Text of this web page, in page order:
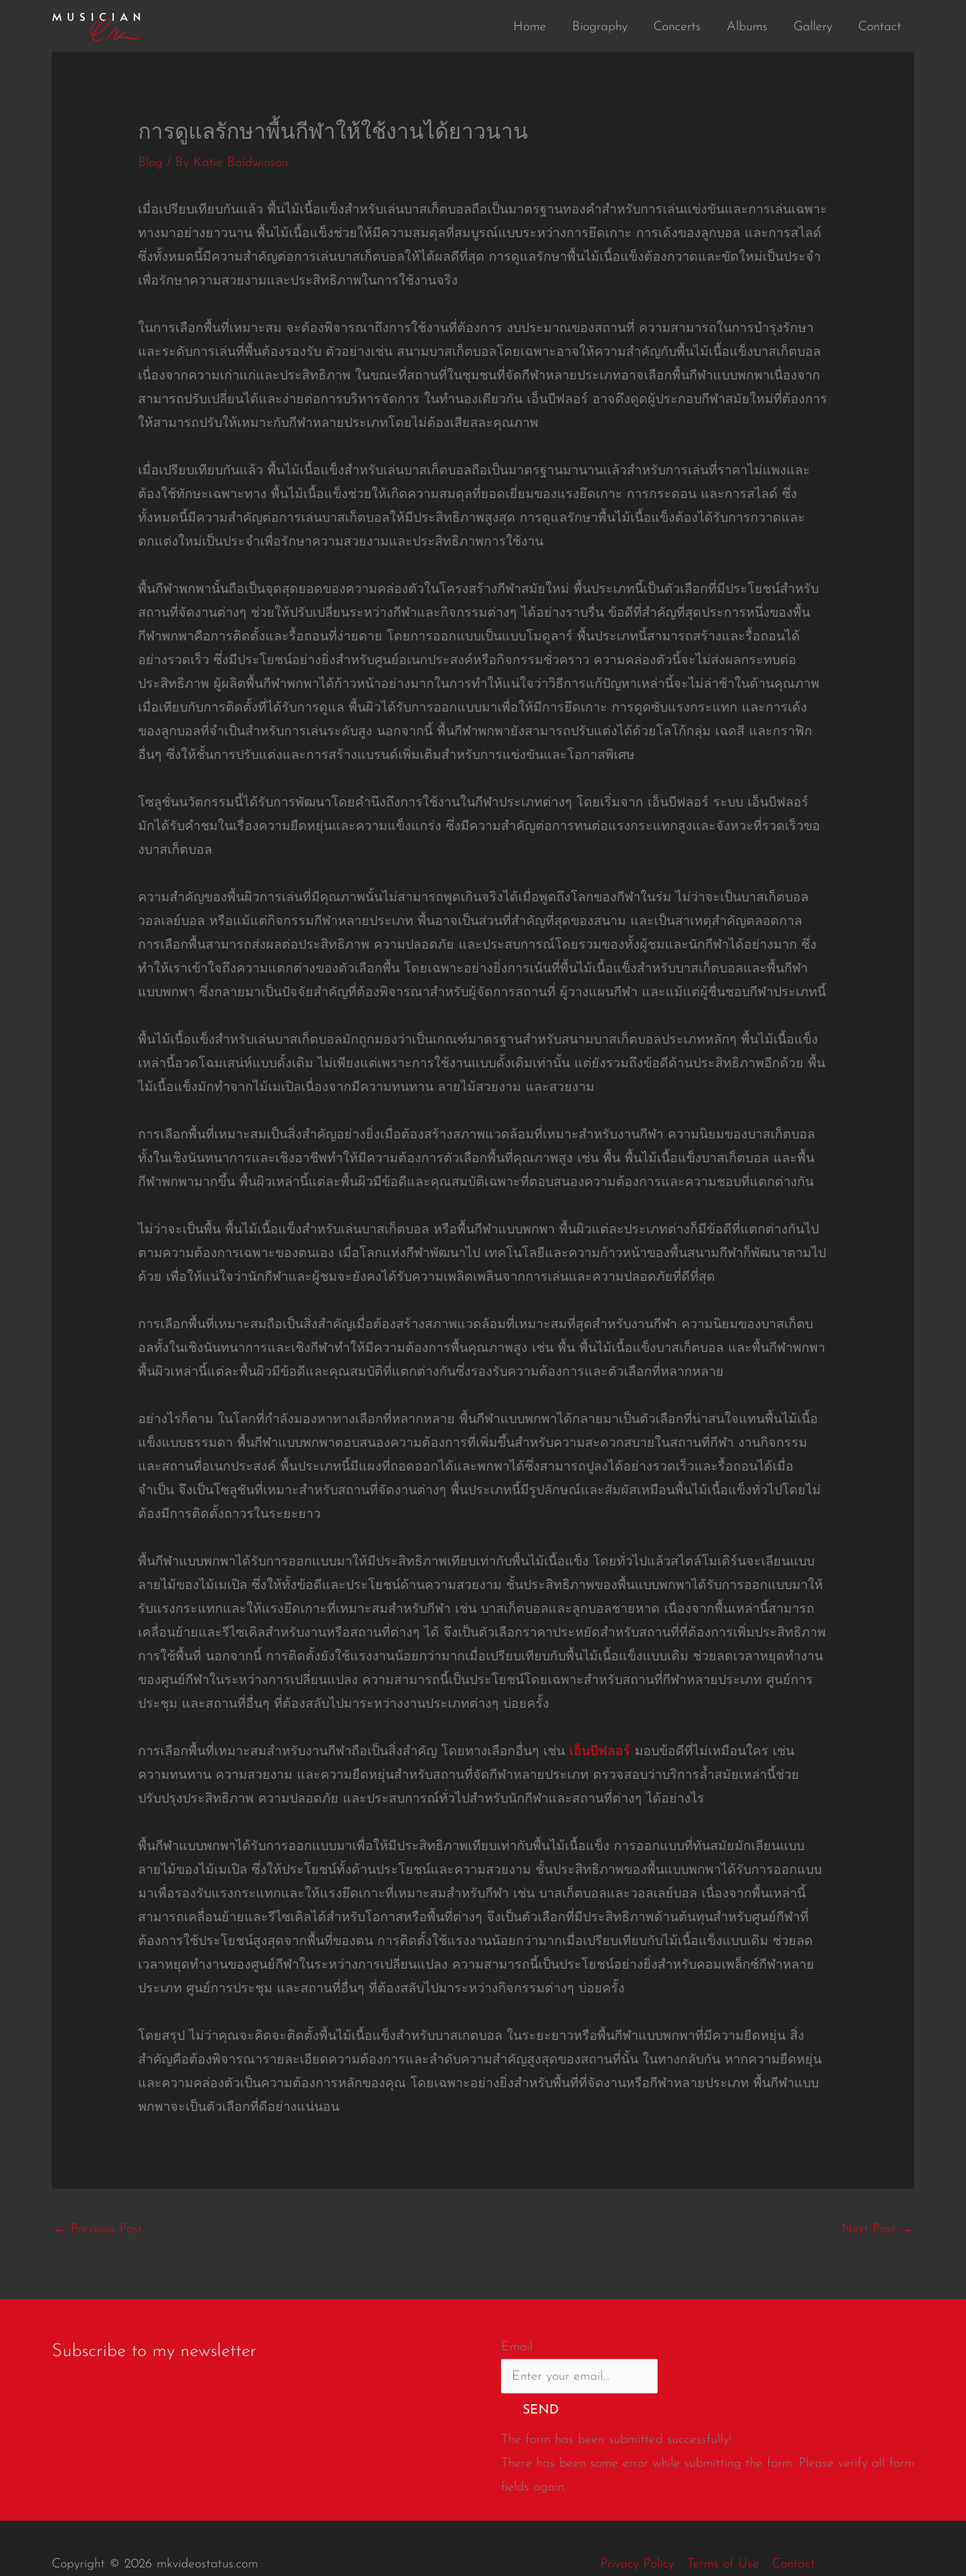
Home Biography Concerts Albums Gallery Contact
การดูแลรักษาพื้นกีฬาให้ใช้งานได้ยาวนาน
Blog / By Katie Baldwinson
เมื่อเปรียบเทียบกันแล้ว พื้นไม้เนื้อแข็งสำหรับเล่นบาสเก็ตบอลถือเป็นมาตรฐานทองคำสำหรับการเล่นแข่งขันและการเล่นเฉพาะ
ทางมาอย่างยาวนาน พื้นไม้เนื้อแข็งช่วยให้มีความสมดุลที่สมบูรณ์แบบระหว่างการยึดเกาะ การเด้งของลูกบอล และการสไลด์
ซึ่งทั้งหมดนี้มีความสำคัญต่อการเล่นบาสเก็ตบอลให้ได้ผลดีที่สุด การดูแลรักษาพื้นไม้เนื้อแข็งต้องกวาดและขัดใหม่เป็นประจำ
เพื่อรักษาความสวยงามและประสิทธิภาพในการใช้งานจริง
ในการเลือกพื้นที่เหมาะสม จะต้องพิจารณาถึงการใช้งานที่ต้องการ งบประมาณของสถานที่ ความสามารถในการบำรุงรักษา
และระดับการเล่นที่พื้นต้องรองรับ ตัวอย่างเช่น สนามบาสเก็ตบอลโดยเฉพาะอาจให้ความสำคัญกับพื้นไม้เนื้อแข็งบาสเก็ตบอล
เนื่องจากความเก่าแก่และประสิทธิภาพ ในขณะที่สถานที่ในชุมชนที่จัดกีฬาหลายประเภทอาจเลือกพื้นกีฬาแบบพกพาเนื่องจาก
สามารถปรับเปลี่ยนได้และง่ายต่อการบริหารจัดการ ในทำนองเดียวกัน เอ็นบีฟลอร์ อาจดึงดูดผู้ประกอบกีฬาสมัยใหม่ที่ต้องการ
ให้สามารถปรับให้เหมาะกับกีฬาหลายประเภทโดยไม่ต้องเสียสละคุณภาพ
เมื่อเปรียบเทียบกันแล้ว พื้นไม้เนื้อแข็งสำหรับเล่นบาสเก็ตบอลถือเป็นมาตรฐานมานานแล้วสำหรับการเล่นที่ราคาไม่แพงและ
ต้องใช้ทักษะเฉพาะทาง พื้นไม้เนื้อแข็งช่วยให้เกิดความสมดุลที่ยอดเยี่ยมของแรงยึดเกาะ การกระดอน และการสไลด์ ซึ่ง
ทั้งหมดนี้มีความสำคัญต่อการเล่นบาสเก็ตบอลให้มีประสิทธิภาพสูงสุด การดูแลรักษาพื้นไม้เนื้อแข็งต้องได้รับการกวาดและ
ตกแต่งใหม่เป็นประจำเพื่อรักษาความสวยงามและประสิทธิภาพการใช้งาน
พื้นกีฬาพกพานั้นถือเป็นจุดสุดยอดของความคล่องตัวในโครงสร้างกีฬาสมัยใหม่ พื้นประเภทนี้เป็นตัวเลือกที่มีประโยชน์สำหรับ
สถานที่จัดงานต่างๆ ช่วยให้ปรับเปลี่ยนระหว่างกีฬาและกิจกรรมต่างๆ ได้อย่างราบรื่น ข้อดีที่สำคัญที่สุดประการหนึ่งของพื้น
กีฬาพกพาคือการติดตั้งและรื้อถอนที่ง่ายดาย โดยการออกแบบเป็นแบบโมดูลาร์ พื้นประเภทนี้สามารถสร้างและรื้อถอนได้
อย่างรวดเร็ว ซึ่งมีประโยชน์อย่างยิ่งสำหรับศูนย์อเนกประสงค์หรือกิจกรรมชั่วคราว ความคล่องตัวนี้จะไม่ส่งผลกระทบต่อ
ประสิทธิภาพ ผู้ผลิตพื้นกีฬาพกพาได้ก้าวหน้าอย่างมากในการทำให้แน่ใจว่าวิธีการแก้ปัญหาเหล่านี้จะไม่ล่าช้าในด้านคุณภาพ
เมื่อเทียบกับการติดตั้งที่ได้รับการดูแล พื้นผิวได้รับการออกแบบมาเพื่อให้มีการยึดเกาะ การดูดซับแรงกระแทก และการเด้ง
ของลูกบอลที่จำเป็นสำหรับการเล่นระดับสูง นอกจากนี้ พื้นกีฬาพกพายังสามารถปรับแต่งได้ด้วยโลโก้กลุ่ม เฉดสี และกราฟิก
อื่นๆ ซึ่งให้ชั้นการปรับแต่งและการสร้างแบรนด์เพิ่มเติมสำหรับการแข่งขันและโอกาสพิเศษ
โซลูชั่นนวัตกรรมนี้ได้รับการพัฒนาโดยคำนึงถึงการใช้งานในกีฬาประเภทต่างๆ โดยเริ่มจาก เอ็นบีฟลอร์ ระบบ เอ็นบีฟลอร์
มักได้รับคำชมในเรื่องความยืดหยุ่นและความแข็งแกร่ง ซึ่งมีความสำคัญต่อการทนต่อแรงกระแทกสูงและจังหวะที่รวดเร็วขอ
งบาสเก็ตบอล
ความสำคัญของพื้นผิวการเล่นที่มีคุณภาพนั้นไม่สามารถพูดเกินจริงได้เมื่อพูดถึงโลกของกีฬาในร่ม ไม่ว่าจะเป็นบาสเก็ตบอล
วอลเลย์บอล หรือแม้แต่กิจกรรมกีฬาหลายประเภท พื้นอาจเป็นส่วนที่สำคัญที่สุดของสนาม และเป็นสาเหตุสำคัญตลอดกาล
การเลือกพื้นสามารถส่งผลต่อประสิทธิภาพ ความปลอดภัย และประสบการณ์โดยรวมของทั้งผู้ชมและนักกีฬาได้อย่างมาก ซึ่ง
ทำให้เราเข้าใจถึงความแตกต่างของตัวเลือกพื้น โดยเฉพาะอย่างยิ่งการเน้นที่พื้นไม้เนื้อแข็งสำหรับบาสเก็ตบอลและพื้นกีฬา
แบบพกพา ซึ่งกลายมาเป็นปัจจัยสำคัญที่ต้องพิจารณาสำหรับผู้จัดการสถานที่ ผู้วางแผนกีฬา และแม้แต่ผู้ชื่นชอบกีฬาประเภทนี้
พื้นไม้เนื้อแข็งสำหรับเล่นบาสเก็ตบอลมักถูกมองว่าเป็นเกณฑ์มาตรฐานสำหรับสนามบาสเก็ตบอลประเภทหลักๆ พื้นไม้เนื้อแข็ง
เหล่านี้อวดโฉมเสน่ห์แบบดั้งเดิม ไม่เพียงแต่เพราะการใช้งานแบบดั้งเดิมเท่านั้น แต่ยังรวมถึงข้อดีด้านประสิทธิภาพอีกด้วย พื้น
ไม้เนื้อแข็งมักทำจากไม้เมเปิลเนื่องจากมีความทนทาน ลายไม้สวยงาม และสวยงาม
การเลือกพื้นที่เหมาะสมเป็นสิ่งสำคัญอย่างยิ่งเมื่อต้องสร้างสภาพแวดล้อมที่เหมาะสำหรับงานกีฬา ความนิยมของบาสเก็ตบอล
ทั้งในเชิงนันทนาการและเชิงอาชีพทำให้มีความต้องการตัวเลือกพื้นที่คุณภาพสูง เช่น พื้น พื้นไม้เนื้อแข็งบาสเก็ตบอล และพื้น
กีฬาพกพามากขึ้น พื้นผิวเหล่านี้แต่ละพื้นผิวมีข้อดีและคุณสมบัติเฉพาะที่ตอบสนองความต้องการและความชอบที่แตกต่างกัน
ไม่ว่าจะเป็นพื้น พื้นไม้เนื้อแข็งสำหรับเล่นบาสเก็ตบอล หรือพื้นกีฬาแบบพกพา พื้นผิวแต่ละประเภทต่างก็มีข้อดีที่แตกต่างกันไป
ตามความต้องการเฉพาะของตนเอง เมื่อโลกแห่งกีฬาพัฒนาไป เทคโนโลยีและความก้าวหน้าของพื้นสนามกีฬาก็พัฒนาตามไป
ด้วย เพื่อให้แน่ใจว่านักกีฬาและผู้ชมจะยังคงได้รับความเพลิดเพลินจากการเล่นและความปลอดภัยที่ดีที่สุด
การเลือกพื้นที่เหมาะสมถือเป็นสิ่งสำคัญเมื่อต้องสร้างสภาพแวดล้อมที่เหมาะสมที่สุดสำหรับงานกีฬา ความนิยมของบาสเก็ตบ
อลทั้งในเชิงนันทนาการและเชิงกีฬาทำให้มีความต้องการพื้นคุณภาพสูง เช่น พื้น พื้นไม้เนื้อแข็งบาสเก็ตบอล และพื้นกีฬาพกพา
พื้นผิวเหล่านี้แต่ละพื้นผิวมีข้อดีและคุณสมบัติที่แตกต่างกันซึ่งรองรับความต้องการและตัวเลือกที่หลากหลาย
อย่างไรก็ตาม ในโลกที่กำลังมองหาทางเลือกที่หลากหลาย พื้นกีฬาแบบพกพาได้กลายมาเป็นตัวเลือกที่น่าสนใจแทนพื้นไม้เนื้อ
แข็งแบบธรรมดา พื้นกีฬาแบบพกพาตอบสนองความต้องการที่เพิ่มขึ้นสำหรับความสะดวกสบายในสถานที่กีฬา งานกิจกรรม
และสถานที่อเนกประสงค์ พื้นประเภทนี้มีแผงที่ถอดออกได้และพกพาได้ซึ่งสามารถปูลงได้อย่างรวดเร็วและรื้อถอนได้เมื่อ
จำเป็น จึงเป็นโซลูชันที่เหมาะสำหรับสถานที่จัดงานต่างๆ พื้นประเภทนี้มีรูปลักษณ์และสัมผัสเหมือนพื้นไม้เนื้อแข็งทั่วไปโดยไม่
ต้องมีการติดตั้งถาวรในระยะยาว
พื้นกีฬาแบบพกพาได้รับการออกแบบมาให้มีประสิทธิภาพเทียบเท่ากับพื้นไม้เนื้อแข็ง โดยทั่วไปแล้วสไตล์โมเดิร์นจะเลียนแบบ
ลายไม้ของไม้เมเปิล ซึ่งให้ทั้งข้อดีและประโยชน์ด้านความสวยงาม ชั้นประสิทธิภาพของพื้นแบบพกพาได้รับการออกแบบมาให้
รับแรงกระแทกและให้แรงยึดเกาะที่เหมาะสมสำหรับกีฬา เช่น บาสเก็ตบอลและลูกบอลชายหาด เนื่องจากพื้นเหล่านี้สามารถ
เคลื่อนย้ายและรีไซเคิลสำหรับงานหรือสถานที่ต่างๆ ได้ จึงเป็นตัวเลือกราคาประหยัดสำหรับสถานที่ที่ต้องการเพิ่มประสิทธิภาพ
การใช้พื้นที่ นอกจากนี้ การติดตั้งยังใช้แรงงานน้อยกว่ามากเมื่อเปรียบเทียบกับพื้นไม้เนื้อแข็งแบบเดิม ช่วยลดเวลาหยุดทำงาน
ของศูนย์กีฬาในระหว่างการเปลี่ยนแปลง ความสามารถนี้เป็นประโยชน์โดยเฉพาะสำหรับสถานที่กีฬาหลายประเภท ศูนย์การ
ประชุม และสถานที่อื่นๆ ที่ต้องสลับไปมาระหว่างงานประเภทต่างๆ บ่อยครั้ง
การเลือกพื้นที่เหมาะสมสำหรับงานกีฬาถือเป็นสิ่งสำคัญ โดยทางเลือกอื่นๆ เช่น เอ็นบีฟลอร์ มอบข้อดีที่ไม่เหมือนใคร เช่น
ความทนทาน ความสวยงาม และความยืดหยุ่นสำหรับสถานที่จัดกีฬาหลายประเภท ตรวจสอบว่าบริการล้ำสมัยเหล่านี้ช่วย
ปรับปรุงประสิทธิภาพ ความปลอดภัย และประสบการณ์ทั่วไปสำหรับนักกีฬาและสถานที่ต่างๆ ได้อย่างไร
พื้นกีฬาแบบพกพาได้รับการออกแบบมาเพื่อให้มีประสิทธิภาพเทียบเท่ากับพื้นไม้เนื้อแข็ง การออกแบบที่ทันสมัยมักเลียนแบบ
ลายไม้ของไม้เมเปิล ซึ่งให้ประโยชน์ทั้งด้านประโยชน์และความสวยงาม ชั้นประสิทธิภาพของพื้นแบบพกพาได้รับการออกแบบ
มาเพื่อรองรับแรงกระแทกและให้แรงยึดเกาะที่เหมาะสมสำหรับกีฬา เช่น บาสเก็ตบอลและวอลเลย์บอล เนื่องจากพื้นเหล่านี้
สามารถเคลื่อนย้ายและรีไซเคิลได้สำหรับโอกาสหรือพื้นที่ต่างๆ จึงเป็นตัวเลือกที่มีประสิทธิภาพด้านต้นทุนสำหรับศูนย์กีฬาที่
ต้องการใช้ประโยชน์สูงสุดจากพื้นที่ของตน การติดตั้งใช้แรงงานน้อยกว่ามากเมื่อเปรียบเทียบกับไม้เนื้อแข็งแบบเดิม ช่วยลด
เวลาหยุดทำงานของศูนย์กีฬาในระหว่างการเปลี่ยนแปลง ความสามารถนี้เป็นประโยชน์อย่างยิ่งสำหรับคอมเพล็กซ์กีฬาหลาย
ประเภท ศูนย์การประชุม และสถานที่อื่นๆ ที่ต้องสลับไปมาระหว่างกิจกรรมต่างๆ บ่อยครั้ง
โดยสรุป ไม่ว่าคุณจะคิดจะติดตั้งพื้นไม้เนื้อแข็งสำหรับบาสเกตบอล ในระยะยาวหรือพื้นกีฬาแบบพกพาที่มีความยืดหยุ่น สิ่ง
สำคัญคือต้องพิจารณารายละเอียดความต้องการและลำดับความสำคัญสูงสุดของสถานที่นั้น ในทางกลับกัน หากความยืดหยุ่น
และความคล่องตัวเป็นความต้องการหลักของคุณ โดยเฉพาะอย่างยิ่งสำหรับพื้นที่ที่จัดงานหรือกีฬาหลายประเภท พื้นกีฬาแบบ
พกพาจะเป็นตัวเลือกที่ดีอย่างแน่นอน
← Previous Post Next Post →
Subscribe to my newsletter Email
SEND
The form has been submitted successfully!
There has been some error while submitting the form. Please verify all form
fields again.
Copyright © 2026 mkvideostatus.com Privacy Policy Terms of Use Contact